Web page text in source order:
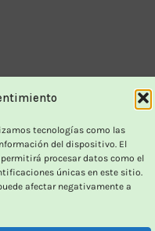
tecnologías como las
del dispositivo. El
procesar datos como el
únicas en este sitio.
afectar negativamente a